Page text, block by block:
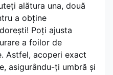
alătura una, două
a obține
Poți ajusta
a foilor de
Astfel, acoperi exact
asigurându-ți umbră și